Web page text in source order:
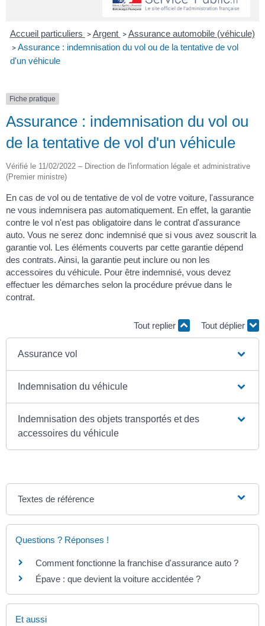
Accueil particuliers > Argent > Assurance automobile (véhicule)
> Assurance : indemnisation du vol ou de la tentative de vol
d'un véhicule
Fiche pratique
Assurance : indemnisation du vol ou
de la tentative de vol d'un véhicule
Vérifié le 11/02/2022 – Direction de l'information légale et administrative
(Premier ministre)
En cas de vol ou de tentative de vol de votre voiture, l'assurance
ne vous indemnisera pas automatiquement. En effet, la garantie
contre le vol n'est pas obligatoire dans le contrat d'assurance
auto. Vous ne serez donc indemnisé que si vous avez souscrit la
garantie vol. Les éléments couverts par cette garantie dépend
des contrats. Ainsi, la garantie peut inclure ou non les
accessoires du véhicule. Pour être indemnisé, vous devez
effectuer les démarches selon la procédure prévue dans le
contrat.
Tout replier Tout déplier
Assurance vol
Indemnisation du véhicule
Indemnisation des objets transportés et des
accessoires du véhicule
Textes de référence
Questions ? Réponses !
Comment fonctionne la franchise d'assurance auto ?
Épave : que devient la voiture accidentée ?
Et aussi